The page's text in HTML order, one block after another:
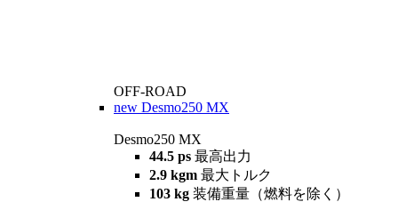
OFF-ROAD
new Desmo250 MX
Desmo250 MX
44.5 ps 最高出力
2.9 kgm 最大トルク
103 kg 装備重量（燃料を除く）